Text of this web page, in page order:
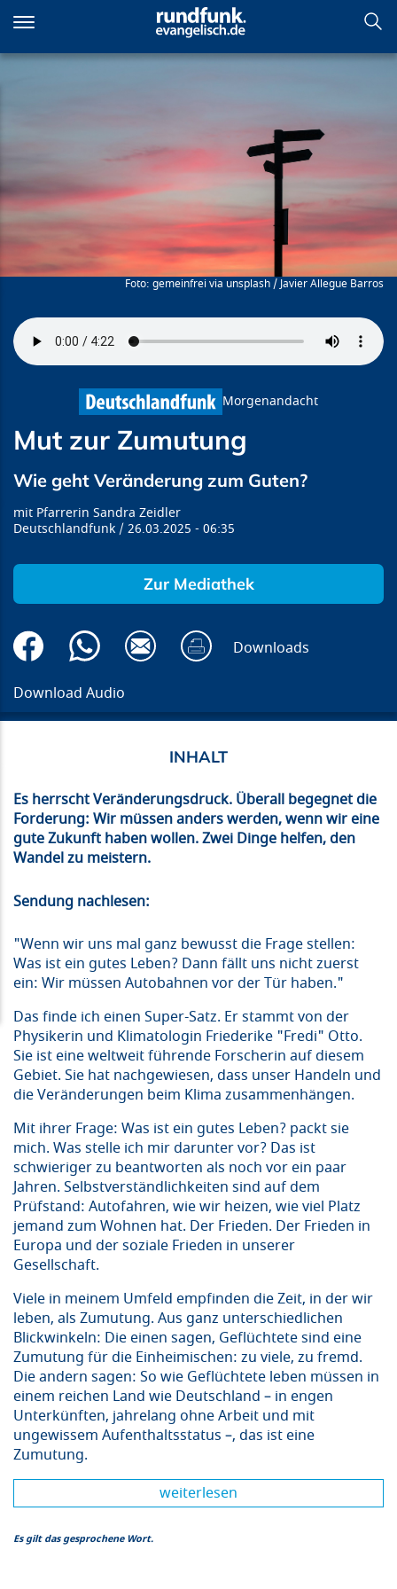
zum
Inhalt
gemeinfrei via unsplash / Javier Allegue Barros
Morgenandacht
Mut zur Zumutung
Wie geht Veränderung zum Guten?
Pfarrerin Sandra Zeidler
Deutschlandfunk
26.03.2025 06:35
Zur Mediathek
Downloads
Download Audio
Es herrscht Veränderungsdruck. Überall begegnet die
Forderung: Wir müssen anders werden, wenn wir eine
gute Zukunft haben wollen. Zwei Dinge helfen, den
Wandel zu meistern.
Sendung nachlesen:
"Wenn wir uns mal ganz bewusst die Frage stellen:
Was ist ein gutes Leben? Dann fällt uns nicht zuerst
ein: Wir müssen Autobahnen vor der Tür haben."
Das finde ich einen Super-Satz. Er stammt von der
Physikerin und Klimatologin Friederike "Fredi" Otto.
Sie ist eine weltweit führende Forscherin auf diesem
Gebiet. Sie hat nachgewiesen, dass unser Handeln und
die Veränderungen beim Klima zusammenhängen.
Mit ihrer Frage: Was ist ein gutes Leben? packt sie
mich. Was stelle ich mir darunter vor? Das ist
schwieriger zu beantworten als noch vor ein paar
Jahren. Selbstverständlichkeiten sind auf dem
Prüfstand: Autofahren, wie wir heizen, wie viel Platz
jemand zum Wohnen hat. Der Frieden. Der Frieden in
Europa und der soziale Frieden in unserer
Gesellschaft.
Viele in meinem Umfeld empfinden die Zeit, in der wir
leben, als Zumutung. Aus ganz unterschiedlichen
Blickwinkeln: Die einen sagen, Geflüchtete sind eine
Zumutung für die Einheimischen: zu viele, zu fremd.
Die andern sagen: So wie Geflüchtete leben müssen in
einem reichen Land wie Deutschland – in engen
Unterkünften, jahrelang ohne Arbeit und mit
ungewissem Aufenthaltsstatus –, das ist eine
Zumutung.
weiterlesen
Es gilt das gesprochene Wort.